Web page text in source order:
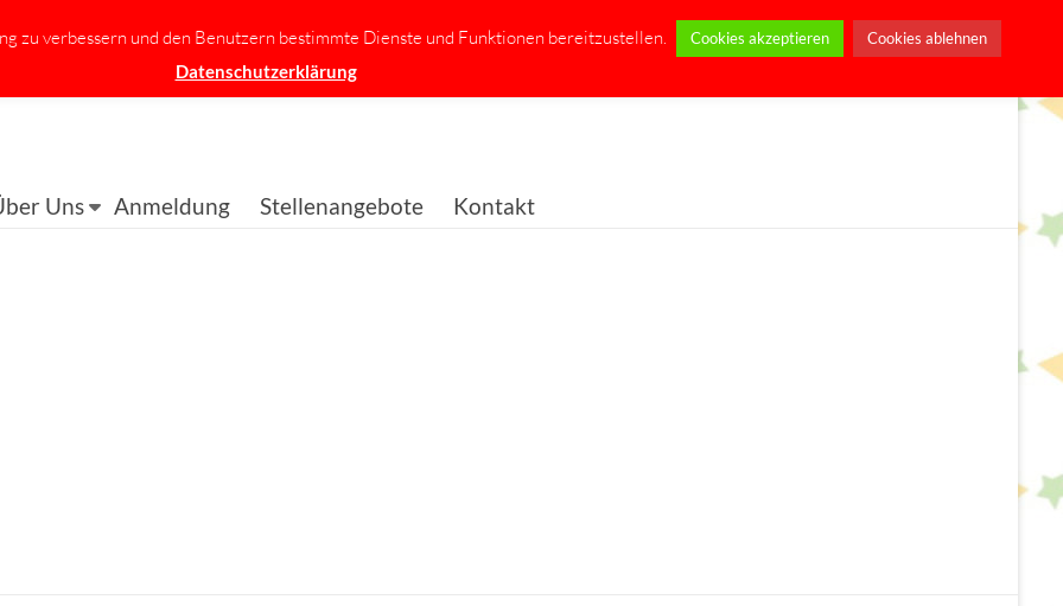
Uns Anmeldung Stellenangebote Kontakt
zu verbessern und den Benutzern bestimmte Dienste und Funktionen bereitzustellen. Cookies akzeptieren Cookies ablehnen
Datenschutzerklärung